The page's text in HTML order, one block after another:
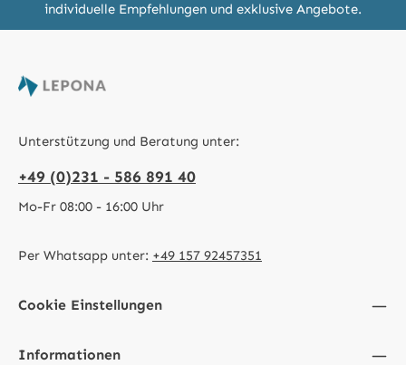
individuelle Empfehlungen und exklusive Angebote.
Unterstützung und Beratung unter:
+49 (0)231 - 586 891 40
Mo-Fr 08:00 - 16:00 Uhr
Per Whatsapp unter: +49 157 92457351
Cookie Einstellungen
Informationen